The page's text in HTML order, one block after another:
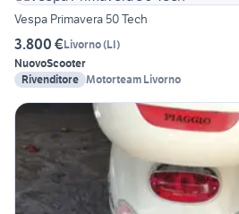
Vespa Primavera 50 Tech
3.800 €Livorno(LI)
NuovoScooter
Rivenditore Motorteam Livorno